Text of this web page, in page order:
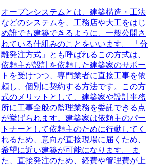
オープンシステムとは、建築構造・工法
などのシステムを、工務店や大工をはじ
め誰でも建築できるように、一般公開さ
れている仕組みのことをいいます。
「分
離発注方式」とも呼ばれるこの方式は、
依頼主が設計を依頼した建築家のサポー
トを受けつつ、専門業者に直接工事を依
頼し、個別に契約する方法です。
この方
式のメリットとして、建築家や設計事務
所に工事全般の監理業務を委託できる 点
が挙げられます。建築家は依頼主のパー
トナーとして依頼主のために行動してく
れるため、意向が直接現場に届くため、
希望に近い建築が可能になります。
ま
た、直接発注のため、経費や管理費が上